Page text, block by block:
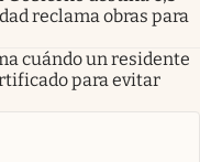
reclama obras para
cuándo un residente
para evitar